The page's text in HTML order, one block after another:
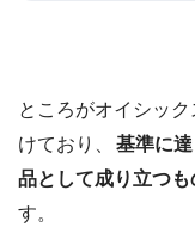
ところがオイシッ
けており、
基準に
品として成り立つ
す。